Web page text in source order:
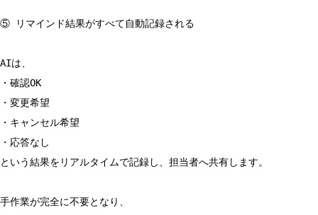
⑤ リマインド結果がすべて自動記録される
AIは、
・確認OK
・変更希望
・キャンセル希望
・応答なし
という結果をリアルタイムで記録し、担当者へ共有します。
手作業が完全に不要となり、